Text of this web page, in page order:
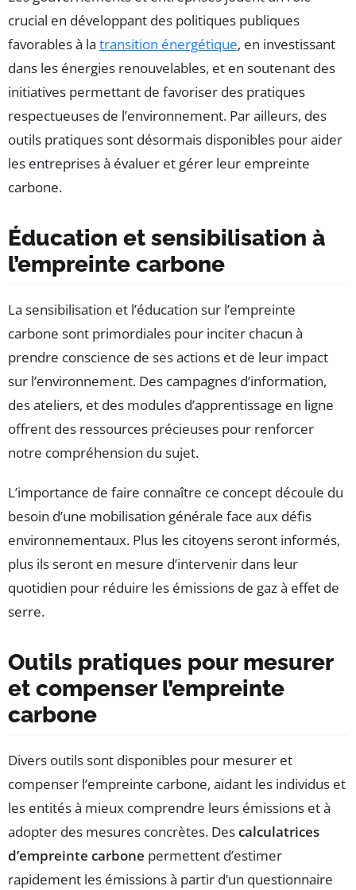
crucial en développant des politiques publiques
favorables à la transition énergétique, en investissant
dans les énergies renouvelables, et en soutenant des
initiatives permettant de favoriser des pratiques
respectueuses de l’environnement. Par ailleurs, des
outils pratiques sont désormais disponibles pour aider
les entreprises à évaluer et gérer leur empreinte
carbone.
Éducation et sensibilisation à
l’empreinte carbone
La sensibilisation et l’éducation sur l’empreinte
carbone sont primordiales pour inciter chacun à
prendre conscience de ses actions et de leur impact
sur l’environnement. Des campagnes d’information,
des ateliers, et des modules d’apprentissage en ligne
offrent des ressources précieuses pour renforcer
notre compréhension du sujet.
L’importance de faire connaître ce concept découle du
besoin d’une mobilisation générale face aux défis
environnementaux. Plus les citoyens seront informés,
plus ils seront en mesure d’intervenir dans leur
quotidien pour réduire les émissions de gaz à effet de
serre.
Outils pratiques pour mesurer
et compenser l’empreinte
carbone
Divers outils sont disponibles pour mesurer et
compenser l’empreinte carbone, aidant les individus et
les entités à mieux comprendre leurs émissions et à
adopter des mesures concrètes. Descalculatrices
d’empreinte carbone permettent d’estimer
rapidement les émissions à partir d’un questionnaire